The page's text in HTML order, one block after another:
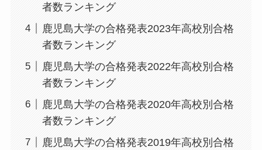
者数ランキング
鹿児島大学の合格発表2023年高校別合格
者数ランキング
鹿児島大学の合格発表2022年高校別合格
者数ランキング
鹿児島大学の合格発表2020年高校別合格
者数ランキング
鹿児島大学の合格発表2019年高校別合格